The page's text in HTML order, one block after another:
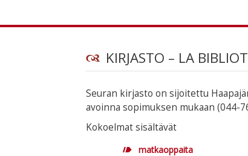
KIRJASTO – LA
Seuran kirjasto on sijoitettu
avoinna sopimuksen mukaan (044-
Kokoelmat sisältävät
matkaoppaita